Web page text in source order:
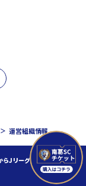
運営組織情報
Jリーグへ！